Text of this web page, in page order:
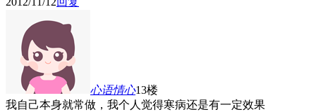
心语情心13楼
我自己本身就常做，我个人觉得寒病还是有一定效果